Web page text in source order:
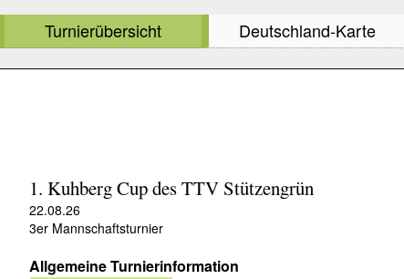
Turnierübersicht Deutschland-Karte
1. Kuhberg Cup des TTV Stützengrün
22.08.26
3er Mannschaftsturnier
Allgemeine Turnierinformation